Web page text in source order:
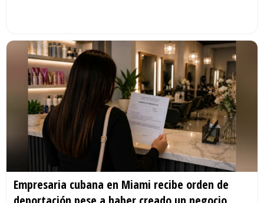
Empresaria cubana en Miami recibe orden de